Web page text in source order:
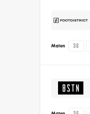
Maten 36